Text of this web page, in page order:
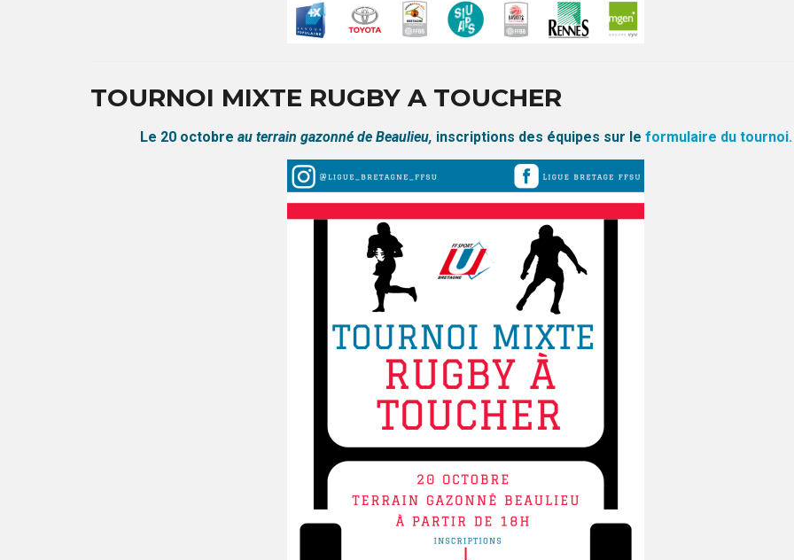
TOURNOI MIXTE RUGBY A TOUCHER
Le 20 octobre au terrain gazonné de Beaulieu, inscriptions des équipes sur le formulaire du tournoi.